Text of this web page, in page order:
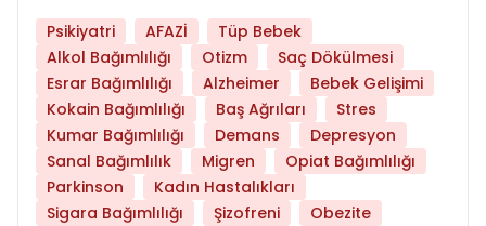
Psikiyatri AFAZİ
Tüp Bebek
Alkol Bağımlılığı
Otizm
Saç Dökülmesi
Esrar Bağımlılığı
Alzheimer
Bebek Gelişimi
Kokain Bağımlılığı
Baş Ağrıları
Stres
Kumar Bağımlılığı
Demans
Depresyon
Sanal Bağımlılık
Migren
Opiat Bağımlılığı
Parkinson
Kadın Hastalıkları
Sigara Bağımlılığı
Şizofreni
Obezite